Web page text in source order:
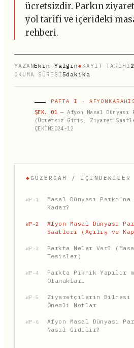
ücretsizdir. Parkın
yol tarifi ve içerideki
rehberi.
YAZANEkin Yalgın◆KAYIT TARİHİ
OKUMA SÜRESİ5dakika
PAFTA I ·
ŞEK. 01 — Afyon Masal Dünyası
(Ücretsiz Giriş, Ziyaret
ÇEKİM2024-12
◆ GÜZERGAH / İÇINDEKILER
WP-1
Masal Dünyası
Kadar?
WP-2
Afyon Masal Dünyası
Saatleri (Açılış ve
WP-3
Parkta Neler Var?
Tesisler)
WP-4
Parkta Piknik Yapılır
Olanakları
WP-5
Ziyaretçilerin Bilmesi
Önemli Notlar
WP-6
Afyon Masal Dünyası
Nasıl Gidilir?